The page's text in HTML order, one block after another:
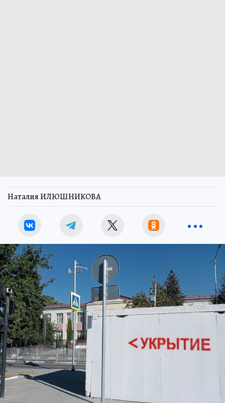
Наталия ИЛЮШНИКОВА